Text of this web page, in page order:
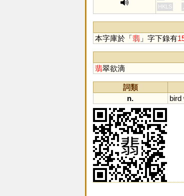
HKLS
本字庫於「翡」字下錄有
翡翠欲滴
詞類
n.
bird